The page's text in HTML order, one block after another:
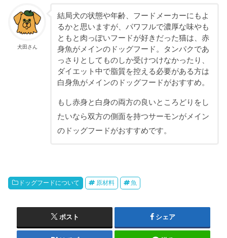
犬田さん
結局犬の状態や年齢、フードメーカーにもよ
るかと思いますが、パワフルで濃厚な味やも
ともと肉っぽいフードが好きだった猫は、赤
身魚がメインのドッグフード。タンパクであ
っさりとしてものしか受けつけなかったり、
ダイエット中で脂質を控える必要がある方は
白身魚がメインのドッグフードがおすすめ。
もし赤身と白身の両方の良いところどりをし
たいなら双方の側面を持つサーモンがメイン
のドッグフードがおすすめです。
ドッグフードについて 原材料 魚
ポスト シェア